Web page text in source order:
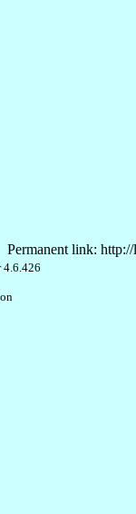
Permanent link:
4.6.426